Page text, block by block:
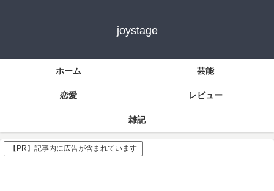
joystage
ホーム 芸能
恋愛 レビュー
雑記
【PR】記事内に広告が含まれています